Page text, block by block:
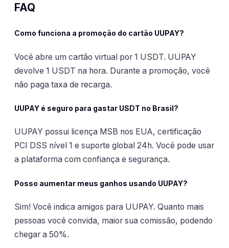
FAQ
Como funciona a promoção do cartão UUPAY?
Você abre um cartão virtual por 1 USDT. UUPAY
devolve 1 USDT na hora. Durante a promoção, você
não paga taxa de recarga.
UUPAY é seguro para gastar USDT no Brasil?
UUPAY possui licença MSB nos EUA, certificação
PCI DSS nível 1 e suporte global 24h. Você pode usar
a plataforma com confiança e segurança.
Posso aumentar meus ganhos usando UUPAY?
Sim! Você indica amigos para UUPAY. Quanto mais
pessoas você convida, maior sua comissão, podendo
chegar a 50%.